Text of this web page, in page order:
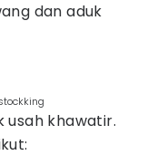
dan aduk
usah khawatir.